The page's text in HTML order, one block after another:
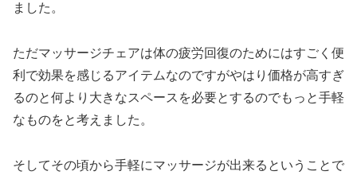
ました。
ただマッサージチェアは体の疲労回復のためにはすごく便
利で効果を感じるアイテムなのですがやはり価格が高すぎ
るのと何より大きなスペースを必要とするのでもっと手軽
なものをと考えました。
そしてその頃から手軽にマッサージが出来るということで